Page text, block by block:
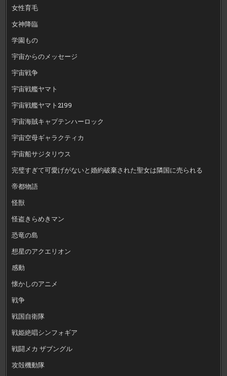
女性育毛
女神降臨
学園もの
宇宙からのメッセージ
宇宙戦争
宇宙戦艦ヤマト
宇宙戦艦ヤマト2199
宇宙海賊キャプテンハーロック
宇宙空母ギャラクティカ
宇宙船サジタリウス
完璧すぎて可愛げがないと婚約破棄された聖女は隣国に売られる
帝都物語
怪獣
怪盗きらめきマン
恐竜の島
想星のアクエリオン
感動
懐かしのアニメ
戦争
戦国自衛隊
戦姫絶唱シンフォギア
戦闘メカ ザブングル
攻殻機動隊